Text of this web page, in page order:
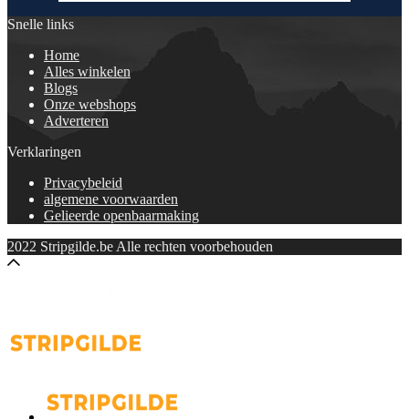
Snelle links
Home
Alles winkelen
Blogs
Onze webshops
Adverteren
Verklaringen
Privacybeleid
algemene voorwaarden
Gelieerde openbaarmaking
2022 Stripgilde.be Alle rechten voorbehouden